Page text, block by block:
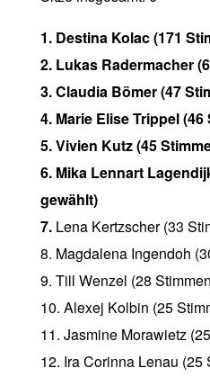
1. Destina Kolac (171
2. Lukas Radermacher
3. Claudia Bömer (47
4. Marie Elise Trippel
5. Vivien Kutz (45
6. Mika Lennart
gewählt)
7. Lena Kertzscher (33
8. Magdalena Ingendoh
9. Till Wenzel (28
10. Alexej Kolbin (25
11. Jasmine Morawietz
12. Ira Corinna Lenau (25